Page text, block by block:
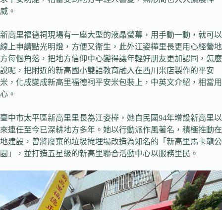
威。
新高里福德祠現場有一座大型的液晶螢幕，用手動一動，就可以
線上申請點光明燈，方便又衛生，此外江姿樺里長更用心經營地
方每個角落，把地方信仰中心變得讓年輕好朋友更加認同，怎麼
說呢，把附近的新高國小雙語教育融入在西川米店製作的平安
米，化成變成新高里福德祠平安米包裝上，中英文介紹，相當用
心。
臺中市太平區新高里里長為江姿樺，她自民國94年增設新高里以
來連任至今已深耕地方多年。她以行動派作風著名，積極推動在
地建設，曾將廢棄的垃圾掩埋場改造為知名的「新高里馬卡龍公
園」，並打造五星級的新高里聯合活動中心以服務里民。